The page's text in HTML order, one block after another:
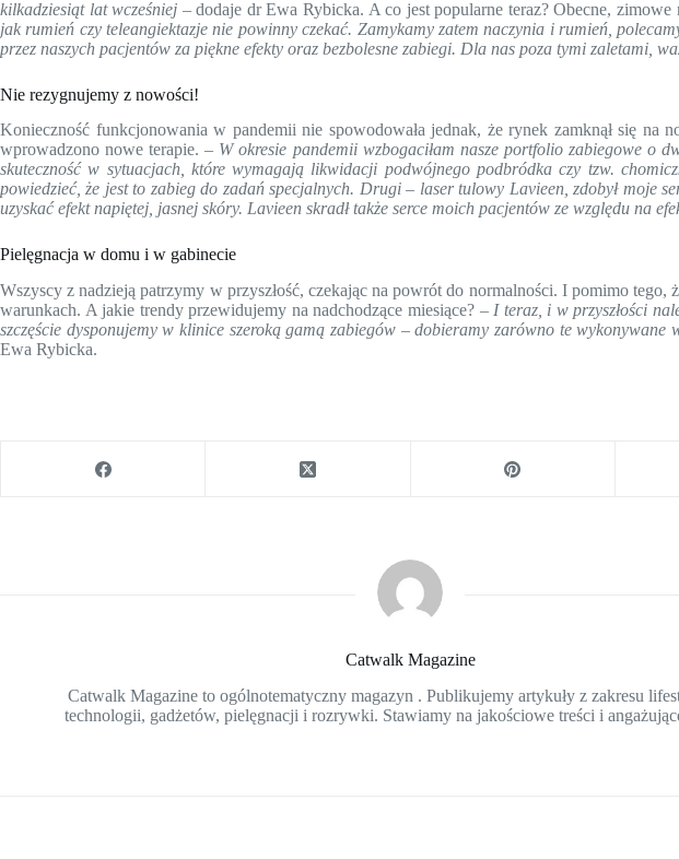
kilkadziesiąt lat wcześniej – dodaje dr Ewa Rybicka. A co jest popularne teraz? Obecne,
jak rumień czy teleangiektazje nie powinny czekać. Zamykamy zatem naczynia i rumień,
przez naszych pacjentów za piękne efekty oraz bezbolesne zabiegi. Dla nas poza tymi zaletami,
Nie rezygnujemy z nowości!
Konieczność funkcjonowania w pandemii nie spowodowała jednak, że rynek zamknął się
wprowadzono nowe terapie. – W okresie pandemii wzbogaciłam nasze portfolio zabiegowe o
skuteczność w sytuacjach, które wymagają likwidacji podwójnego podbródka czy tzw.
powiedzieć, że jest to zabieg do zadań specjalnych. Drugi – laser tulowy Lavieen, zdobył moje
uzyskać efekt napiętej, jasnej skóry. Lavieen skradł także serce moich pacjentów ze względu na
Pielęgnacja w domu i w gabinecie
Wszyscy z nadzieją patrzymy w przyszłość, czekając na powrót do normalności. I pomimo
warunkach. A jakie trendy przewidujemy na nadchodzące miesiące? – I teraz, i w przyszłości n
szczęście dysponujemy w klinice szeroką gamą zabiegów–dobieramy zarówno te wykonywane
Ewa Rybicka.
Catwalk Magazine
Catwalk Magazine to ogólnotematyczny magazyn . Publikujemy artykuły z zakresu
technologii, gadżetów, pielęgnacji i rozrywki. Stawiamy na jakościowe treści i